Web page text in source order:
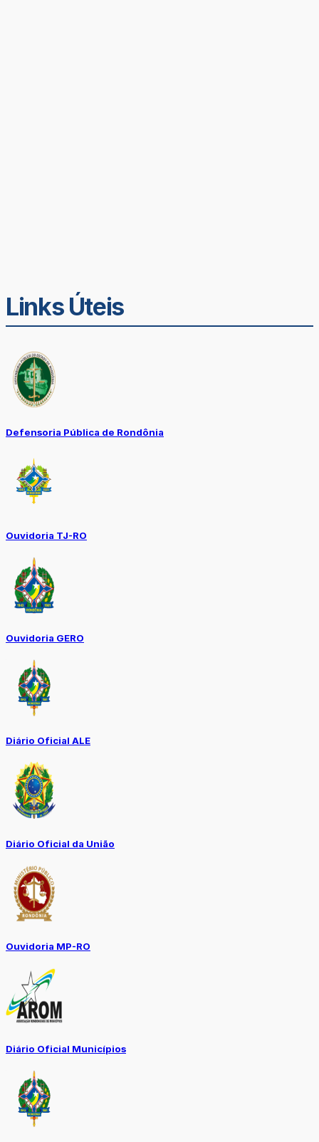
Links Úteis
Defensoria Pública de Rondônia
Ouvidoria TJ-RO
Ouvidoria GERO
Diário Oficial ALE
Diário Oficial da União
Ouvidoria MP-RO
Diário Oficial Municípios